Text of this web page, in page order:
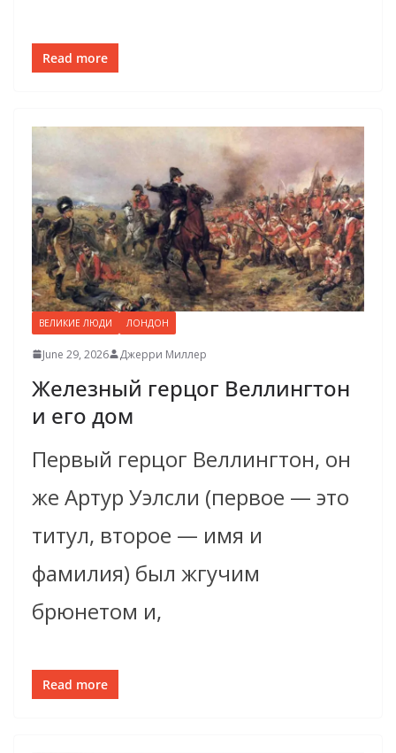
Read more
ВЕЛИКИЕ ЛЮДИ ЛОНДОН
June 29, 2026 Джерри Миллер
Железный герцог Веллингтон
и его дом
Первый герцог Веллингтон, он
же Артур Уэлсли (первое — это
титул, второе — имя и
фамилия) был жгучим
брюнетом и,
Read more